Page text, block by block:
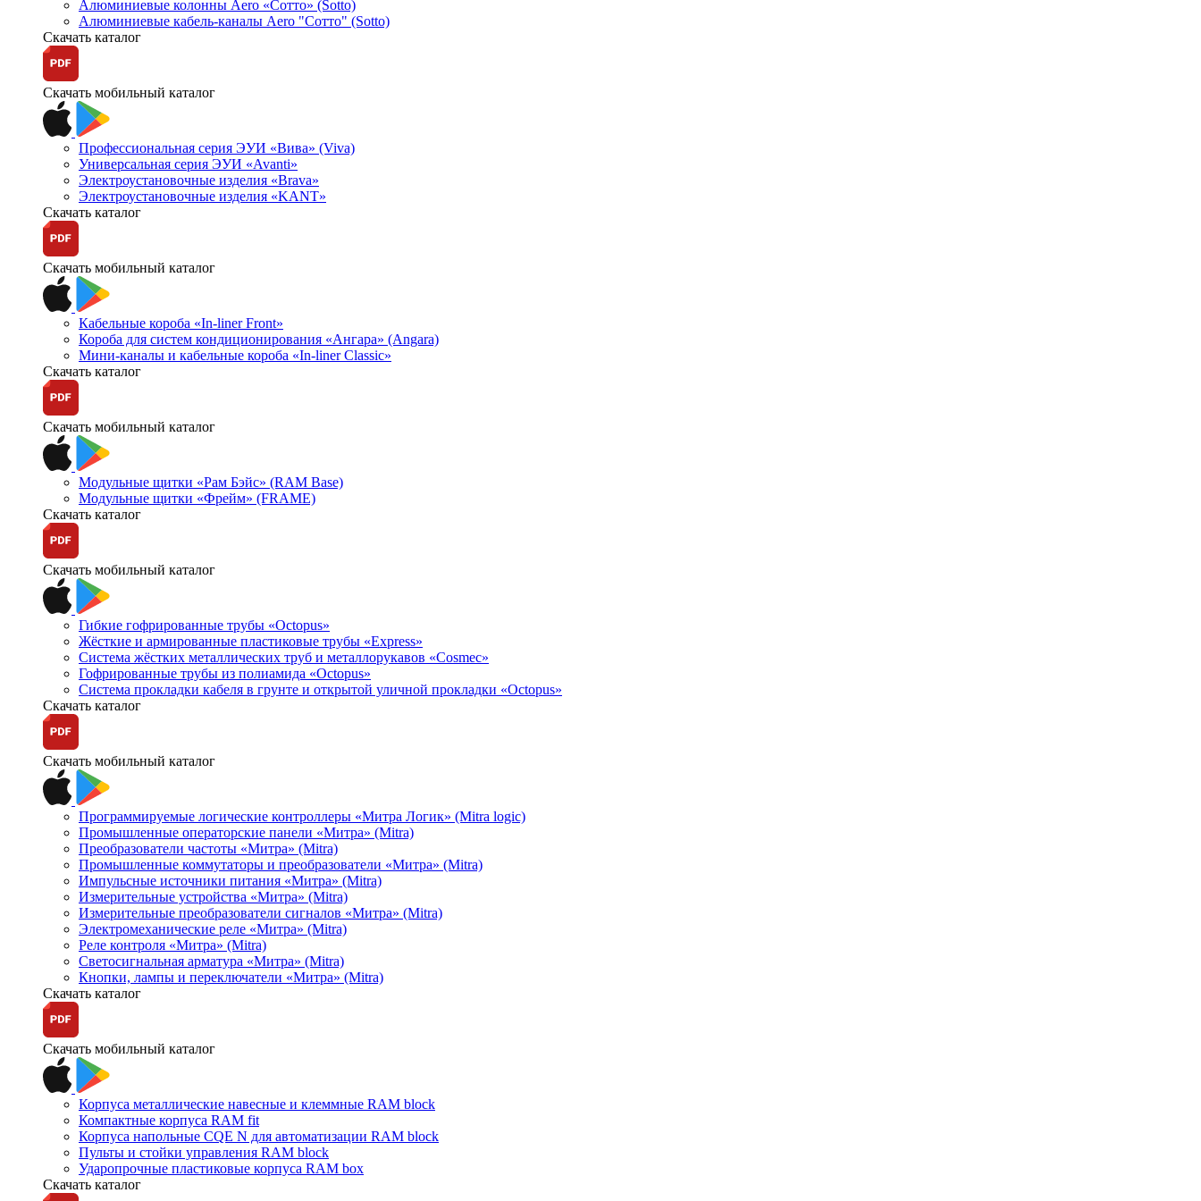
Алюминиевые колонны Aero «Сотто» (Sotto)
Алюминиевые кабель-каналы Aero "Сотто" (Sotto)
Скачать каталог
Скачать мобильный каталог
Профессиональная серия ЭУИ «Вива» (Viva)
Универсальная серия ЭУИ «Avanti»
Электроустановочные изделия «Brava»
Электроустановочные изделия «KANT»
Скачать каталог
Скачать мобильный каталог
Кабельные короба «In-liner Front»
Короба для систем кондиционирования «Ангара» (Angara)
Мини-каналы и кабельные короба «In-liner Classic»
Скачать каталог
Скачать мобильный каталог
Модульные щитки «Рам Бэйс» (RAM Base)
Модульные щитки «Фрейм» (FRAME)
Скачать каталог
Скачать мобильный каталог
Гибкие гофрированные трубы «Octopus»
Жёсткие и армированные пластиковые трубы «Express»
Система жёстких металлических труб и металлорукавов «Cosmec»
Гофрированные трубы из полиамида «Octopus»
Система прокладки кабеля в грунте и открытой уличной прокладки «Octopus»
Скачать каталог
Скачать мобильный каталог
Программируемые логические контроллеры «Митра Логик» (Mitra logic)
Промышленные операторские панели «Митра» (Mitra)
Преобразователи частоты «Митра» (Mitra)
Промышленные коммутаторы и преобразователи «Митра» (Mitra)
Импульсные источники питания «Митра» (Mitra)
Измерительные устройства «Митра» (Mitra)
Измерительные преобразователи сигналов «Митра» (Mitra)
Электромеханические реле «Митра» (Mitra)
Реле контроля «Митра» (Mitra)
Светосигнальная арматура «Митра» (Mitra)
Кнопки, лампы и переключатели «Митра» (Mitra)
Скачать каталог
Скачать мобильный каталог
Корпуса металлические навесные и клеммные RAM block
Компактные корпуса RAM fit
Корпуса напольные CQE N для автоматизации RAM block
Пульты и стойки управления RAM block
Ударопрочные пластиковые корпуса RAM box
Скачать каталог